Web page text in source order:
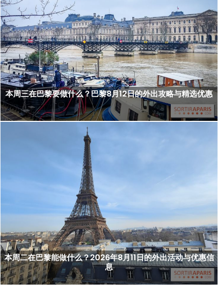
本周三在巴黎要做什么？巴黎8月12日的外出攻略与精选优惠
本周二在巴黎能做什么？2026年8月11日的外出活动与优惠信
息